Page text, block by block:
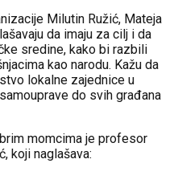
Milutin Ružić, Mateja
da imaju za cilj i da
sredine, kako bi razbili
kao narodu. Kažu da
lokalne zajednice u
do svih građana
momcima je profesor
koji naglašava: